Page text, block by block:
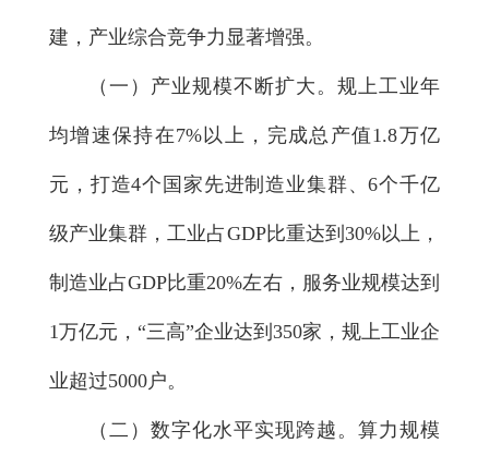
建，产业综合竞争力显著增强。
（一）产业规模不断扩大。 规上工业年
均增速保持在7%以上，完成总产值1.8万亿
元，打造4个国家先进制造业集群、6个千亿
级产业集群，工业占GDP比重达到30%以上，
制造业占GDP比重20%左右，服务业规模达到
1万亿元，“三高”企业达到350家，规上工业企
业超过5000户。
（二）数字化水平实现跨越。 算力规模